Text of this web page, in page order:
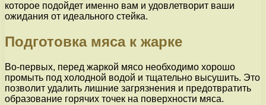
которое подойдет именно вам и удовлетворит ваши
ожидания от идеального стейка.
Подготовка мяса к жарке
Во-первых, перед жаркой мясо необходимо хорошо
промыть под холодной водой и тщательно высушить. Это
позволит удалить лишние загрязнения и предотвратить
образование горячих точек на поверхности мяса.